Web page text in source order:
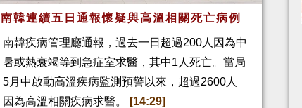
南韓連續五日通報懷疑與高溫相關死亡病例
南韓疾病管理廳通報，過去一日超過200人因為中
暑或熱衰竭等到急症室求醫，其中1人死亡。當局
5月中啟動高溫疾病監測預警以來，超過2600人
因為高溫相關疾病求醫。
[14:29]